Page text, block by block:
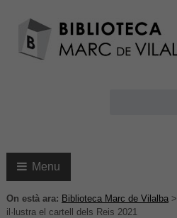
Menu
On està ara: Biblioteca Marc de Vilalba>
il·lustra el cartell dels Reis 2021